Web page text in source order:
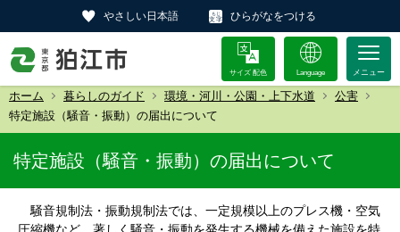
やさしい日本語 ひらがなをつける
サイズ 配色 Language
ホーム 暮らしのガイド 環境・河川・公園・上下水道
公害
特定施設（騒音・振動）の届出について
特定施設（騒音・振動）の届出について
騒音規制法・振動規制法では、一定規模以上のプレス機・空気